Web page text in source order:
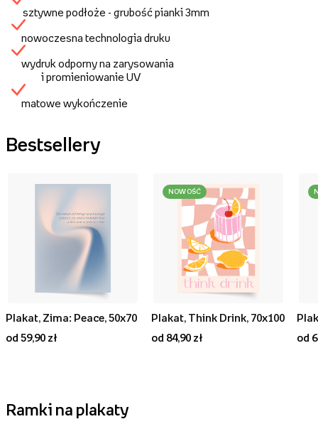
sztywne podłoże - grubość pianki 3mm
nowoczesna technologia druku
wydruk odporny na zarysowania
i promieniowanie UV
matowe wykończenie
Bestsellery
Plakat, Zima: Peace, 50x70
od 59,90 zł
NOWOŚĆ
Plakat, Think Drink, 70x100
od 84,90 zł
od
Ramki na plakaty